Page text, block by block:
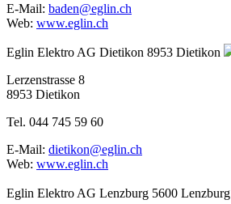
E-Mail: baden@eglin.ch
Web: www.eglin.ch
Eglin Elektro AG Dietikon 8953 Dietikon
Lerzenstrasse 8
8953 Dietikon
Tel. 044 745 59 60
E-Mail: dietikon@eglin.ch
Web: www.eglin.ch
Eglin Elektro AG Lenzburg 5600 Lenzburg